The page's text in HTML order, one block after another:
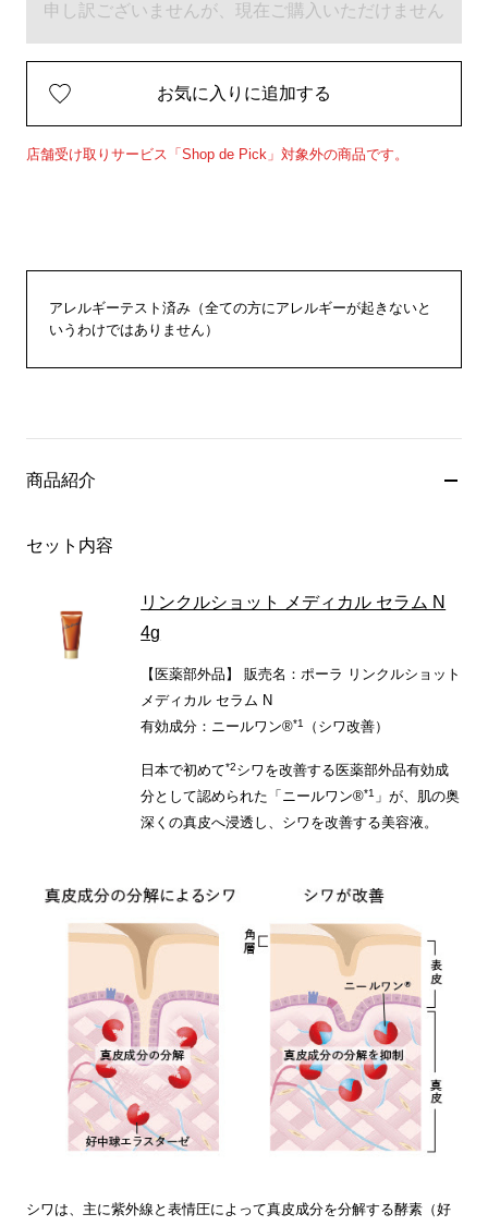
申し訳ございませんが、現在ご購入いただけません
お気に入りに追加する
店舗受け取りサービス「Shop de Pick」対象外の商品です。
アレルギーテスト済み（全ての方にアレルギーが起きないと
いうわけではありません）
商品紹介
セット内容
リンクルショット メディカル セラム N
4g
【医薬部外品】 販売名：ポーラ リンクルショット
メディカル セラム N
有効成分：ニールワン®*1 （シワ改善）
日本で初めて*2シワを改善する医薬部外品有効成
分として認められた「ニールワン®*1 」が、肌の奥
深くの真皮へ浸透し、シワを改善する美容液。
シワは、主に紫外線と表情圧によって真皮成分を分解する酵素（好